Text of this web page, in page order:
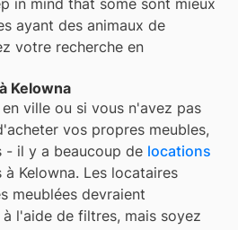
in mind that some sont mieux
ayant des animaux de
votre recherche en
Kelowna
ville ou si vous n'avez pas
vos propres meubles,
- il y a beaucoup de locations
à Kelowna. Les locataires
meublées devraient
l'aide de filtres, mais soyez